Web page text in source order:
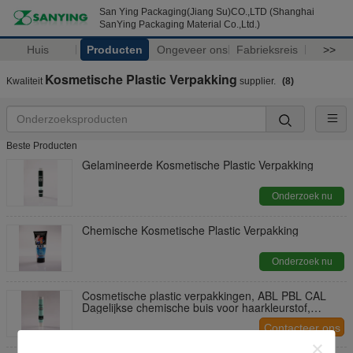
San Ying Packaging(Jiang Su)CO.,LTD (Shanghai
SanYing Packaging Material Co.,Ltd.)
Huis Producten Ongeveer ons Fabrieksreis >>
Kwaliteit Kosmetische Plastic Verpakking supplier. (8)
Beste Producten
Gelamineerde Kosmetische Plastic Verpakking
Onderzoek nu
Chemische Kosmetische Plastic Verpakking
Onderzoek nu
Cosmetische plastic verpakkingen, ABL PBL CAL
Dagelijkse chemische buis voor haarkleurstof,
Contacteer ons